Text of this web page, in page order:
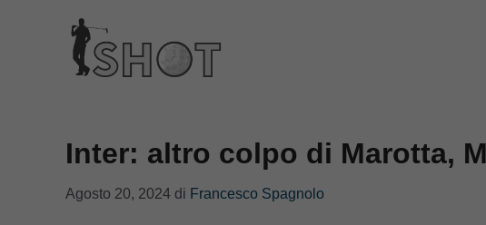
contenuto
Inter: altro colpo di Marotta,
Agosto 20, 2024 di Francesco Spagnolo